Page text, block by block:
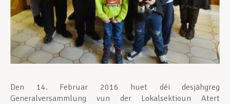
Actualités
Den 14. Februar 2016 huet déi desjähgreg
Generalversammlung vun der Lokalsektioun Atert